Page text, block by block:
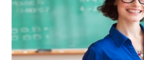
EXPRESSÕES PARA USO EM
escreve O aluno não sabe O aluno não
conceitos, está em fase de aprendizado.
Apresenta dificuldades de auto-